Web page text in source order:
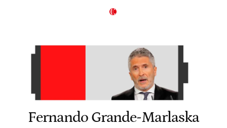
Fernando Grande-Marlaska